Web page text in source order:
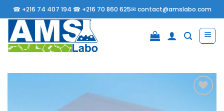
Passer
au
contenu
☎ +216 74 407 194 ☎ +216 70 860 625✉contact@amslabo.com